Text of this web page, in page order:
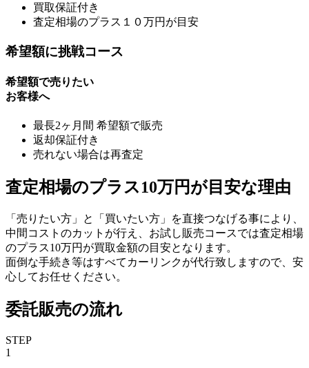
買取保証付き
査定相場のプラス１０万円が目安
希望額に挑戦コース
希望額で売りたい
お客様へ
最長2ヶ月間 希望額で販売
返却保証付き
売れない場合は再査定
査定相場のプラス10万円が目安な理由
「売りたい方」と「買いたい方」を直接つなげる事により、
中間コストのカットが行え、お試し販売コースでは査定相場
のプラス10万円が買取金額の目安となります。
面倒な手続き等はすべてカーリンクが代行致しますので、安
心してお任せください。
委託販売の流れ
STEP
1